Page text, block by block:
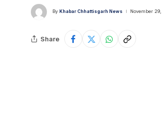
By Khabar Chhattisgarh News November 29,
Share